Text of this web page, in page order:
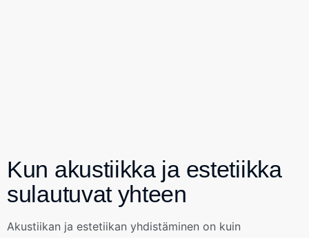
Kun akustiikka ja estetiikka
sulautuvat yhteen
Akustiikan ja estetiikan yhdistäminen on kuin